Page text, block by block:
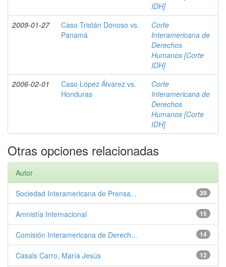
IDH]
2009-01-27
Caso Tristán Donoso vs.
Panamá
Corte
Interamericana de
Derechos
Humanos [Corte
IDH]
2006-02-01
Caso López Álvarez vs.
Honduras
Corte
Interamericana de
Derechos
Humanos [Corte
IDH]
Otras opciones relacionadas
Autor
39
Sociedad Interamericana de Prensa...
15
Amnistía Internacional
14
Comisión Interamericana de Derech...
12
Casals Carro, María Jesús